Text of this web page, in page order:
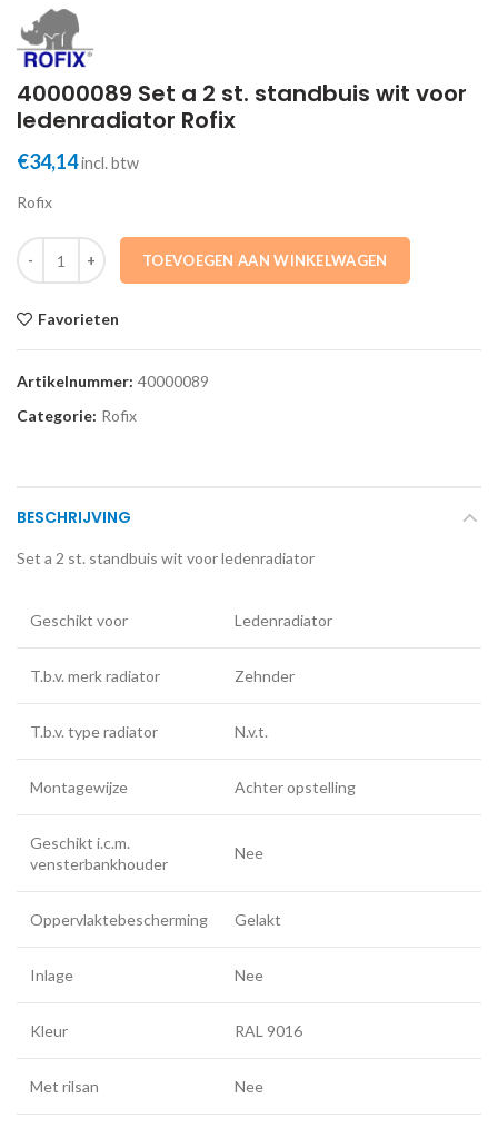
40000089 Set a 2 st. standbuis wit voor
ledenradiator Rofix
€34,14incl. btw
Rofix
40000089 Set a 2 st. standbuis wit voor ledenradiator Rofix aantal
TOEVOEGEN AAN WINKELWAGEN
Favorieten
Artikelnummer: 40000089
Categorie: Rofix
BESCHRIJVING
Set a 2 st. standbuis wit voor ledenradiator
Geschikt voor Ledenradiator
T.b.v. merk radiator Zehnder
T.b.v. type radiator N.v.t.
Montagewijze Achter opstelling
Geschikt i.c.m.
vensterbankhouder
Nee
Oppervlaktebescherming Gelakt
Inlage Nee
Kleur RAL 9016
Met rilsan Nee